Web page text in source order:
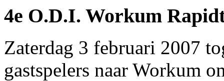
4e O.D.I. Workum
Zaterdag 3 februari 2007
gastspelers naar Workum